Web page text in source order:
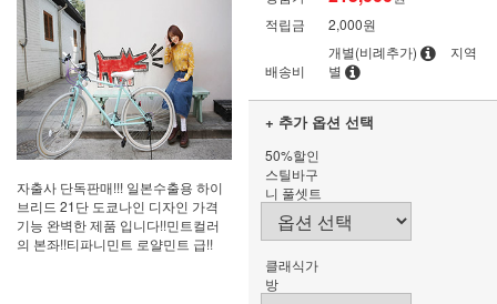
자출사 단독판매!!! 일본수출용 하이
브리드 21단 도쿄나인 디자인 가격
기능 완벽한 제품 입니다!!민트컬러
의 본좌!!티파니민트 로얄민트 급!!
적립금
2,000원
배송비
개별(비례추가)
지역
별
+ 추가 옵션 선택
50%할인
스틸바구
니 풀셋트
클래식가
방